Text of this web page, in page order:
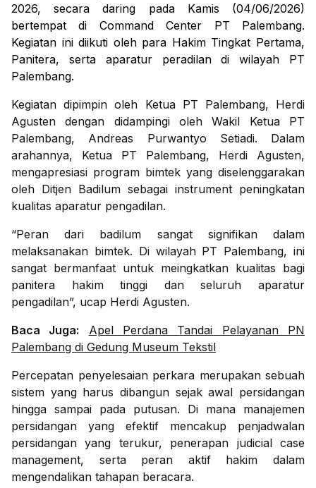
2026, secara daring pada Kamis (04/06/2026)
bertempat di Command Center PT Palembang.
Kegiatan ini diikuti oleh para Hakim Tingkat Pertama,
Panitera, serta aparatur peradilan di wilayah PT
Palembang.
Kegiatan dipimpin oleh Ketua PT Palembang, Herdi
Agusten dengan didampingi oleh Wakil Ketua PT
Palembang, Andreas Purwantyo Setiadi. Dalam
arahannya, Ketua PT Palembang, Herdi Agusten,
mengapresiasi program bimtek yang diselenggarakan
oleh Ditjen Badilum sebagai instrument peningkatan
kualitas aparatur pengadilan.
“Peran dari badilum sangat signifikan dalam
melaksanakan bimtek. Di wilayah PT Palembang, ini
sangat bermanfaat untuk meingkatkan kualitas bagi
panitera hakim tinggi dan seluruh aparatur
pengadilan”, ucap Herdi Agusten.
Baca Juga:
Apel Perdana Tandai Pelayanan PN
Palembang di Gedung Museum Tekstil
Percepatan penyelesaian perkara merupakan sebuah
sistem yang harus dibangun sejak awal persidangan
hingga sampai pada putusan. Di mana manajemen
persidangan yang efektif mencakup penjadwalan
persidangan yang terukur, penerapan judicial case
management, serta peran aktif hakim dalam
mengendalikan tahapan beracara.